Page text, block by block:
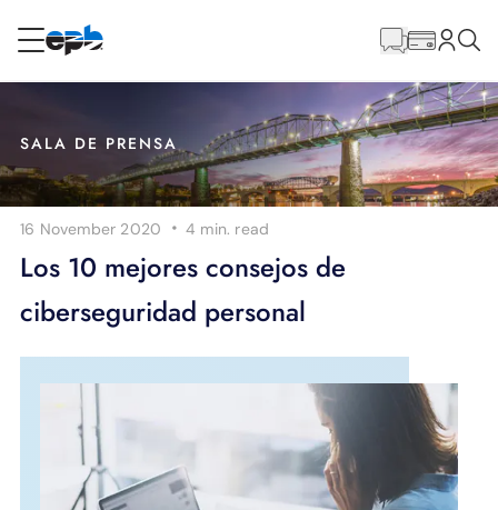
Internet
Energía
Televisión
Teléfono
APOYO
principal
SALA DE PRENSA
16 November 2020 · 4 min. read
Los 10 mejores consejos de
ciberseguridad personal